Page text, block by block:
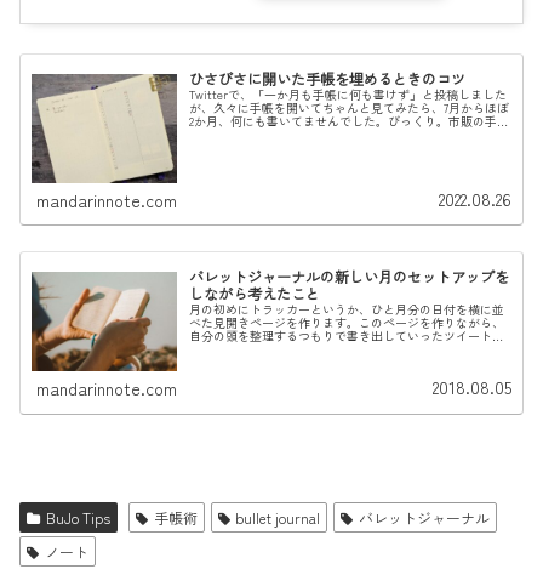
ひさびさに開いた手帳を埋めるときのコツ
Twitterで、「一か月も手帳に何も書けず」と投稿しました
が、久々に手帳を開いてちゃんと見てみたら、7月からほぼ
2か月、何にも書いてませんでした。びっくり。市販の手
帳、特に1日1ページタイプだったりすると、手帳本体の6分
mandarinnote.com 2022.08.26
バレットジャーナルの新しい月のセットアップを
しながら考えたこと
月の初めにトラッカーというか、ひと月分の日付を横に並
べた見開きページを作ります。このページを作りながら、
自分の頭を整理するつもりで書き出していったツイートで
す。新しい月への切り替え作業はこのページを作るのみ。
mandarinnote.com 2018.08.05
BuJo Tips 手帳術 bullet journal
バレットジャーナル
ノート